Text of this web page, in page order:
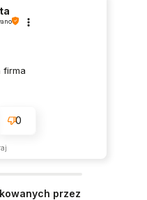
firma
0
przez